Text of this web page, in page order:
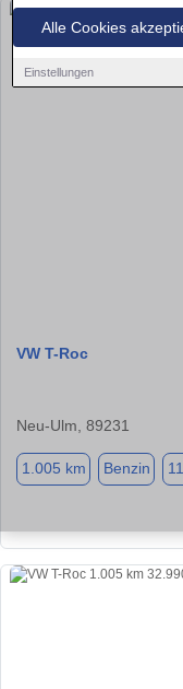
Alle Cookies
Einstellungen
VW T-Roc
Neu-Ulm, 89231
1.005 km Benzin